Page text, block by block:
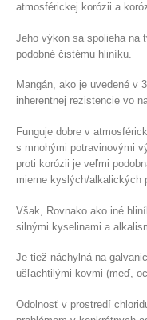
atmosférickej korózii a
Jeho výkon sa spolieha na
podobné čistému hliníku.
Mangán, ako je uvedené v
inherentnej rezistencie vo
Funguje dobre v
s mnohými potravinovými
proti korózii je veľmi
mierne kyslých/alkalických
Však, Rovnako ako iné
silnými kyselinami a
Je tiež náchylná na
ušľachtilými kovmi (meď,
Odolnosť v prostredí